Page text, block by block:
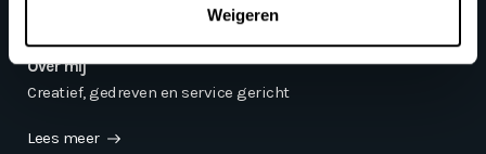
Weigeren
Over mij
Creatief, gedreven en service gericht
Lees meer